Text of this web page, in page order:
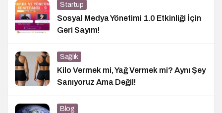
Startup
Sosyal Medya Yönetimi 1.0 Etkinliği İçin
Geri Sayım!
Sağlık
Kilo Vermek mi, Yağ Vermek mi? Aynı Şey
Sanıyoruz Ama Değil!
Blog